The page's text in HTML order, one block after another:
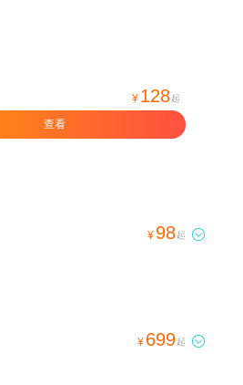
¥ 128 起
查看
¥ 98起 
¥ 699起 